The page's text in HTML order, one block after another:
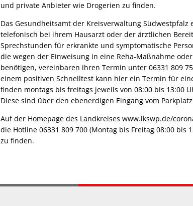
und private Anbieter wie Drogerien zu finden.
Das Gesundheitsamt der Kreisverwaltung
telefonisch bei ihrem Hausarzt oder der ärztlichen
Sprechstunden für erkrankte und symptomatische
die wegen der Einweisung in eine Reha-Maßnahme
benötigen, vereinbaren ihren Termin unter 06331 809
einem positiven Schnelltest kann hier ein Termin für
finden montags bis freitags jeweils von 08:00 bis 13:00
Diese sind über den ebenerdigen Eingang vom
Auf der Homepage des Landkreises www.lkswp.de/
die Hotline 06331 809 700 (Montag bis Freitag 08:00 bis
zu finden.